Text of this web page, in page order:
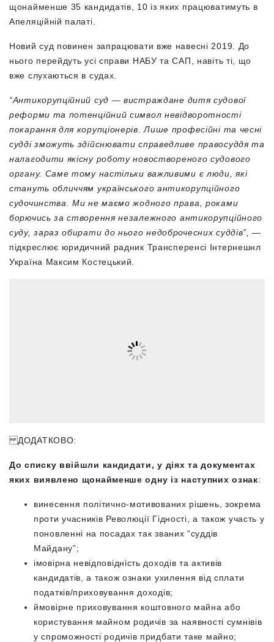
щонайменше 35 кандидатів, 10 із яких працюватимуть в
Апеляційній палаті.
Новий суд повинен запрацювати вже навесні 2019. До
нього перейдуть усі справи НАБУ та САП, навіть ті, що
вже слухаються в судах.
“Антикорупційний суд — вистраждане дитя судової
реформи та потенційний символ невідворотності
покарання для корупціонерів. Лише професійні та чесні
судді зможуть здійснювати справедливе правосуддя та
налагодити якісну роботу новоствореного судового
органу. Саме тому настільки важливими є люди, які
стануть обличчям українського антикорупційного
судочинства. Ми не маємо жодного права, роками
борючись за створення незалежного антикорупційного
суду, зараз обирати до нього недоброчесних суддів”,
—
підкреслює юридичний радник Трансперенсі Інтернешнл
Україна Максим Костецький.
ДОДАТКОВО:
До списку ввійшли кандидати, у діях та документах
яких виявлено щонайменше одну із наступних ознак:
винесення політично-мотивованих рішень, зокрема
проти учасників Революції Гідності, а також участь у
поновленні на посадах так званих “суддів
Майдану”;
імовірна невідповідність доходів та активів
кандидатів, а також ознаки ухилення від сплати
податків/приховування доходів;
ймовірне приховування коштовного майна або
користування майном родичів за наявності сумнівів
у спроможності родичів придбати таке майно;